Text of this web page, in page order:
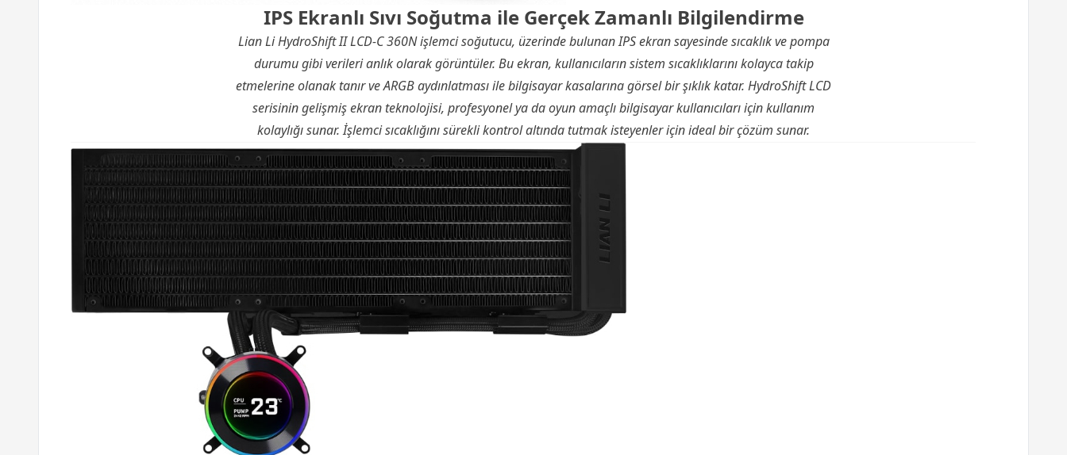
IPS Ekranlı Sıvı Soğutma ile Gerçek Zamanlı Bilgilendirme
Lian Li HydroShift II LCD-C 360N işlemci soğutucu, üzerinde bulunan IPS ekran sayesinde sıcaklık ve pompa
durumu gibi verileri anlık olarak görüntüler. Bu ekran, kullanıcıların sistem sıcaklıklarını kolayca takip
etmelerine olanak tanır ve ARGB aydınlatması ile bilgisayar kasalarına görsel bir şıklık katar. HydroShift LCD
serisinin gelişmiş ekran teknolojisi, profesyonel ya da oyun amaçlı bilgisayar kullanıcıları için kullanım
kolaylığı sunar. İşlemci sıcaklığını sürekli kontrol altında tutmak isteyenler için ideal bir çözüm sunar.